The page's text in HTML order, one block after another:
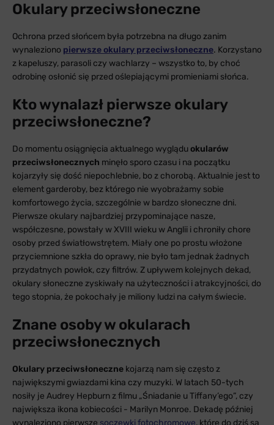
Okulary przeciwsłoneczne
Ochrona przed słońcem była potrzebna na długo zanim
wynaleziono pierwsze okulary przeciwsłoneczne. Korzystano
z kapeluszy, parasoli czy wachlarzy – wszystko to, by choć
odrobinę osłonić się przed oślepiającymi promieniami słońca.
Kto wynalazł pierwsze okulary
przeciwsłoneczne?
Do momentu osiągnięcia aktualnego wygląduokularów
przeciwsłonecznych minęło sporo czasu i na początku
kojarzyły się dość niepochlebnie, bo z chorobą. Aktualnie jest to
element garderoby, bez którego nie wyobrażamy sobie
komfortowego życia, szczególnie w bardzo słoneczne dni.
Pierwsze okulary najbardziej przypominające nasze,
współczesne, powstały w XVIII wieku w Anglii i chroniły chore
osoby przed światłowstrętem. Miały one po prostu włożone
przyciemnione szkła do oprawy, nie było tam jednak żadnych
przydatnych powłok, czy filtrów. Z upływem kolejnych dekad,
okulary słoneczne zyskiwały na użyteczności i atrakcyjności, do
tego stopnia, że pokochały je miliony ludzi na całym świecie.
Znane osoby w okularach
przeciwsłonecznych
Okulary przeciwsłoneczne kojarzą nam się często z
największymi gwiazdami kina czy muzyki. W latach 50-tych
nosiły je Audrey Hepburn z filmu „Śniadanie u Tiffany’ego”, czy
największa ikona kobiecości - Marilyn Monroe. Dekadę później
wynaleziono pierwsze soczewki fotochromowe, które do dziś są